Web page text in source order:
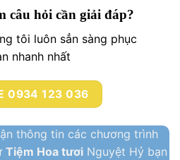
câu hỏi cần giải đáp?
tôi luôn sẳn sàng phục
nhanh nhất
0934 123 036
thông tin các chương trình
Tiệm Hoa tươi Nguyệt Hỷ bạn